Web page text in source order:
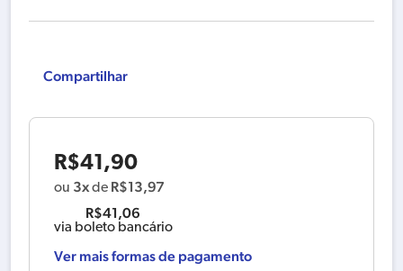
Compartilhar
R$41,90
ou 3xde R$13,97
R$41,06
via boleto bancário
Ver mais formas de pagamento